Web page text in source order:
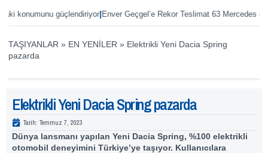
güçlendiriyor|Enver Geçgel’e Rekor Teslimat 63 Mercedes otobüs
TAŞIYANLAR » EN YENİLER » Elektrikli Yeni Dacia Spring
pazarda
Elektrikli Yeni Dacia Spring pazarda
Tarih: Temmuz 7, 2023
Dünya lansmanı yapılan Yeni Dacia Spring, %100 elektrikli
otomobil deneyimini Türkiye’ye taşıyor. Kullanıcılara